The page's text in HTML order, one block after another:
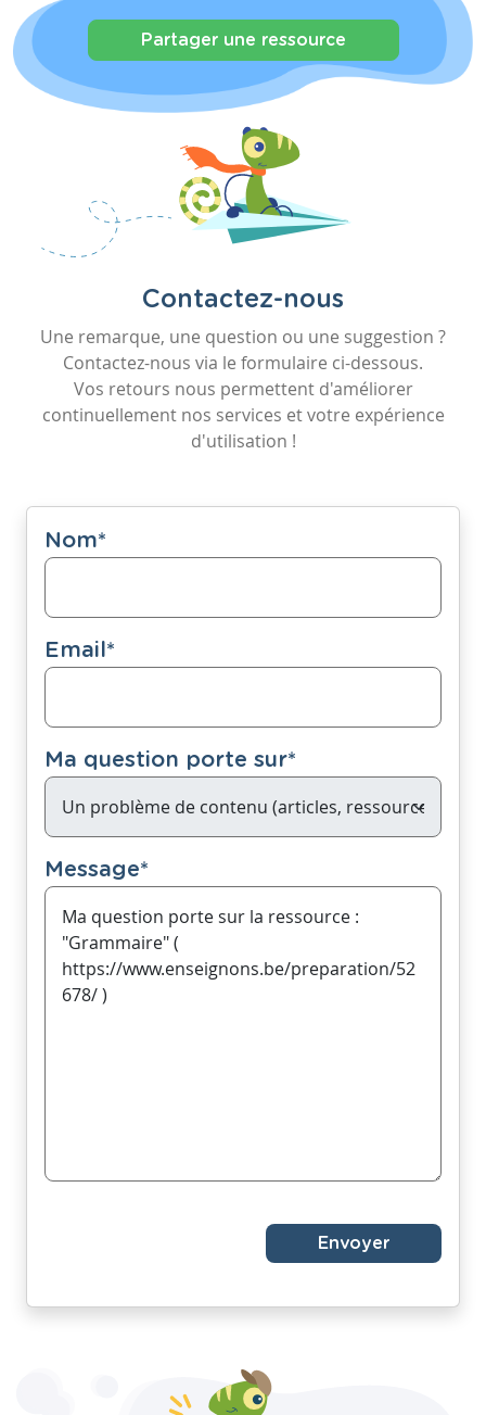
Partager une ressource
Contactez-nous
Une remarque, une question ou une suggestion ?
Contactez-nous via le formulaire ci-dessous.
Vos retours nous permettent d'améliorer
continuellement nos services et votre expérience
d'utilisation !
Nom*
Email*
Ma question porte sur*
Message*
Envoyer